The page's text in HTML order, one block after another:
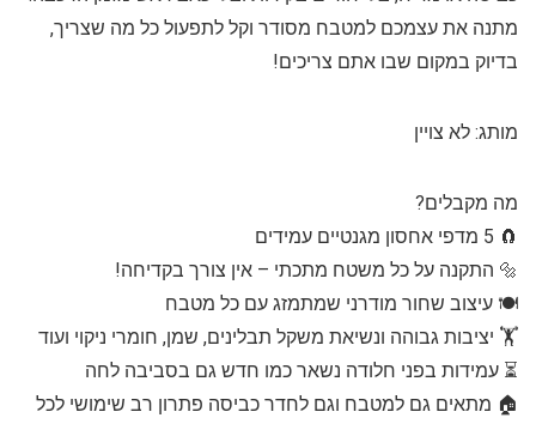
מתנה את עצמכם למטבח מסודר וקל לתפעול כל מה שצריך,
בדיוק במקום שבו אתם צריכים!
מותג: לא צויין
מה מקבלים?
🧲 5 מדפי אחסון מגנטיים עמידים
🔩 התקנה על כל משטח מתכתי – אין צורך בקדיחה!
🍽 עיצוב שחור מודרני שמתמזג עם כל מטבח
🏋️ יציבות גבוהה ונשיאת משקל תבלינים, שמן, חומרי ניקוי ועוד
⏳ עמידות בפני חלודה נשאר כמו חדש גם בסביבה לחה
🏠 מתאים גם למטבח וגם לחדר כביסה פתרון רב שימושי לכל